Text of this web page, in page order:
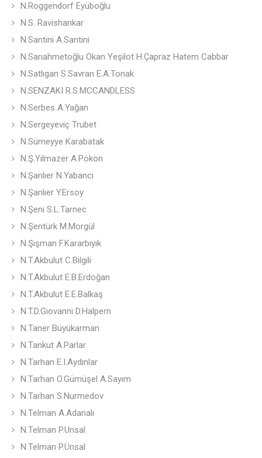
N.Roggendorf Eyüboğlu
N.S. Ravishankar
N.Santini A.Santini
N.Sarıahmetoğlu Okan Yeşilot H.Çapraz Hatem Cabbar
N.Satlıgan S.Savran E.A.Tonak
N.SENZAKI R.S.MCCANDLESS
N.Serbes A.Yağan
N.Sergeyeviç Trubet
N.Sümeyye Karabatak
N.Ş.Yılmazer A.Pökön
N.Şanlıer N.Yabancı
N.Şanlıer Y.Ersoy
N.Şeni S.L.Tarnec
N.Şentürk M.Morgül
N.Şişman F.Kararbıyık
N.T.Akbulut C.Bilgili
N.T.Akbulut E.B.Erdoğan
N.T.Akbulut E.E.Balkaş
N.T.D.Giovanni D.Halpern
N.Taner Büyükarman
N.Tankut A.Parlar
N.Tarhan E.I.Aydınlar
N.Tarhan O.Gümüşel A.Sayım
N.Tarhan S.Nurmedov
N.Telman A.Adanalı
N.Telman P.Unsal
N.Telman P.Ünsal